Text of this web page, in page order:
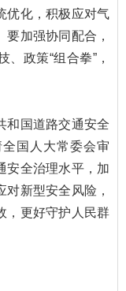
优化，积极应对气
加强协同配合，
政策“组合拳”，
国道路交通安全
国人大常委会审
安全治理水平，加
新型安全风险，
，更好守护人民群